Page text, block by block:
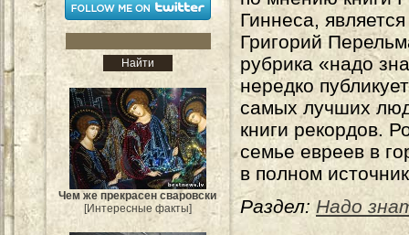
Чем же прекрасен сваровски
[Интересные факты]
Гиннеса, является
Григорий
рубрика «надо
нередко
самых лучших
книги рекордов.
семье евреев в
в полном
Раздел: Надо